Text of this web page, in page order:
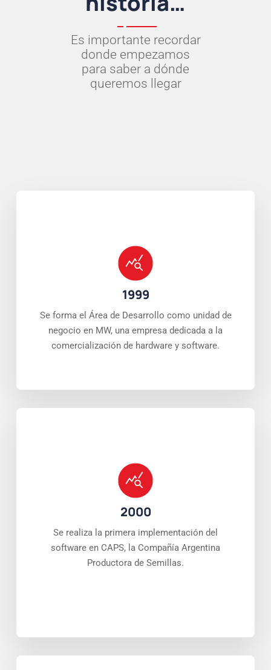
Es importante recordar
donde empezamos
para saber a dónde
queremos llegar
1999
Se forma el Área de Desarrollo como unidad de
negocio en MW, una empresa dedicada a la
comercialización de hardware y software.
2000
Se realiza la primera implementación del
software en CAPS, la Compañía Argentina
Productora de Semillas.